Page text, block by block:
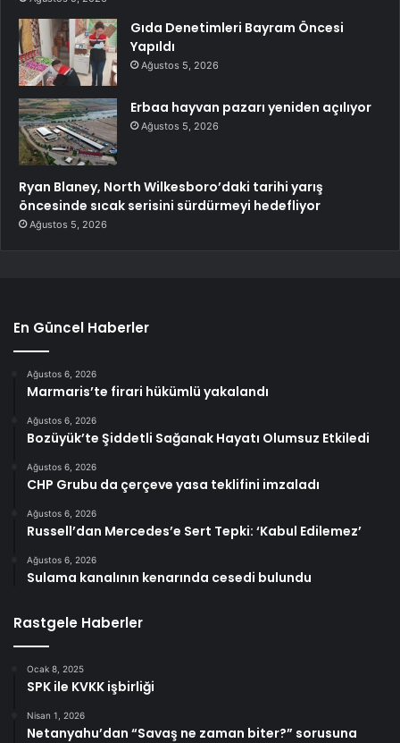
Gıda Denetimleri Bayram Öncesi
Yapıldı
Ağustos 5, 2026
Erbaa hayvan pazarı yeniden açılıyor
Ağustos 5, 2026
Ryan Blaney, North Wilkesboro’daki tarihi yarış
öncesinde sıcak serisini sürdürmeyi hedefliyor
Ağustos 5, 2026
En Güncel Haberler
Ağustos 6, 2026
Marmaris’te firari hükümlü yakalandı
Ağustos 6, 2026
Bozüyük’te Şiddetli Sağanak Hayatı Olumsuz Etkiledi
Ağustos 6, 2026
CHP Grubu da çerçeve yasa teklifini imzaladı
Ağustos 6, 2026
Russell’dan Mercedes’e Sert Tepki: ‘Kabul Edilemez’
Ağustos 6, 2026
Sulama kanalının kenarında cesedi bulundu
Rastgele Haberler
Ocak 8, 2025
SPK ile KVKK işbirliği
Nisan 1, 2026
Netanyahu’dan “Savaş ne zaman biter?” sorusuna